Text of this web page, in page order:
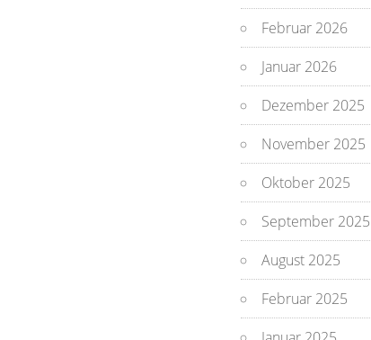
Februar 2026
Januar 2026
Dezember 2025
November 2025
Oktober 2025
September 2025
August 2025
Februar 2025